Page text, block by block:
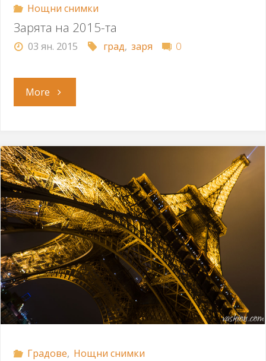
Нощни снимки
Зарята на 2015-та
03 ян. 2015 град, заря 0
More"Зарята
2015-
та"
Градове, Нощни снимки